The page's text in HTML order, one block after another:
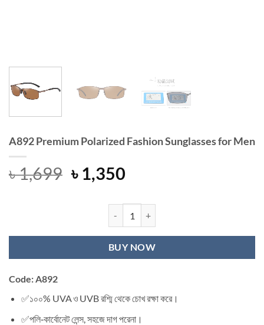
A892 Premium Polarized Fashion Sunglasses for Men
৳1,699 Original
price
৳ 1,699.
৳ 1,350Current
is:
৳ 1,350.
A892 Premium Polarized Fashion
BUY NOW
Code: A892
✅১০০% UVA ও UVB রশ্মি থেকে চোখ রক্ষা করে।
✅পলি‑কার্বোনেট লেন্স, সহজে দাগ পরেনা।